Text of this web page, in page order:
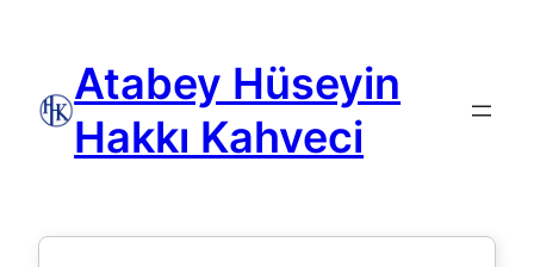
Atabey Hüseyin
Hakkı Kahveci